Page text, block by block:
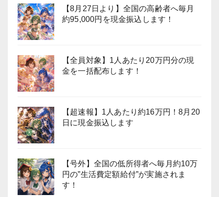
【8月27日より】全国の高齢者へ毎月
約95,000円を現金振込します！
【全員対象】1人あたり20万円分の現
金を一括配布します！
【超速報】1人あたり約16万円！8月20
日に現金振込します
【号外】全国の低所得者へ毎月約10万
円の”生活費定額給付”が実施されま
す！